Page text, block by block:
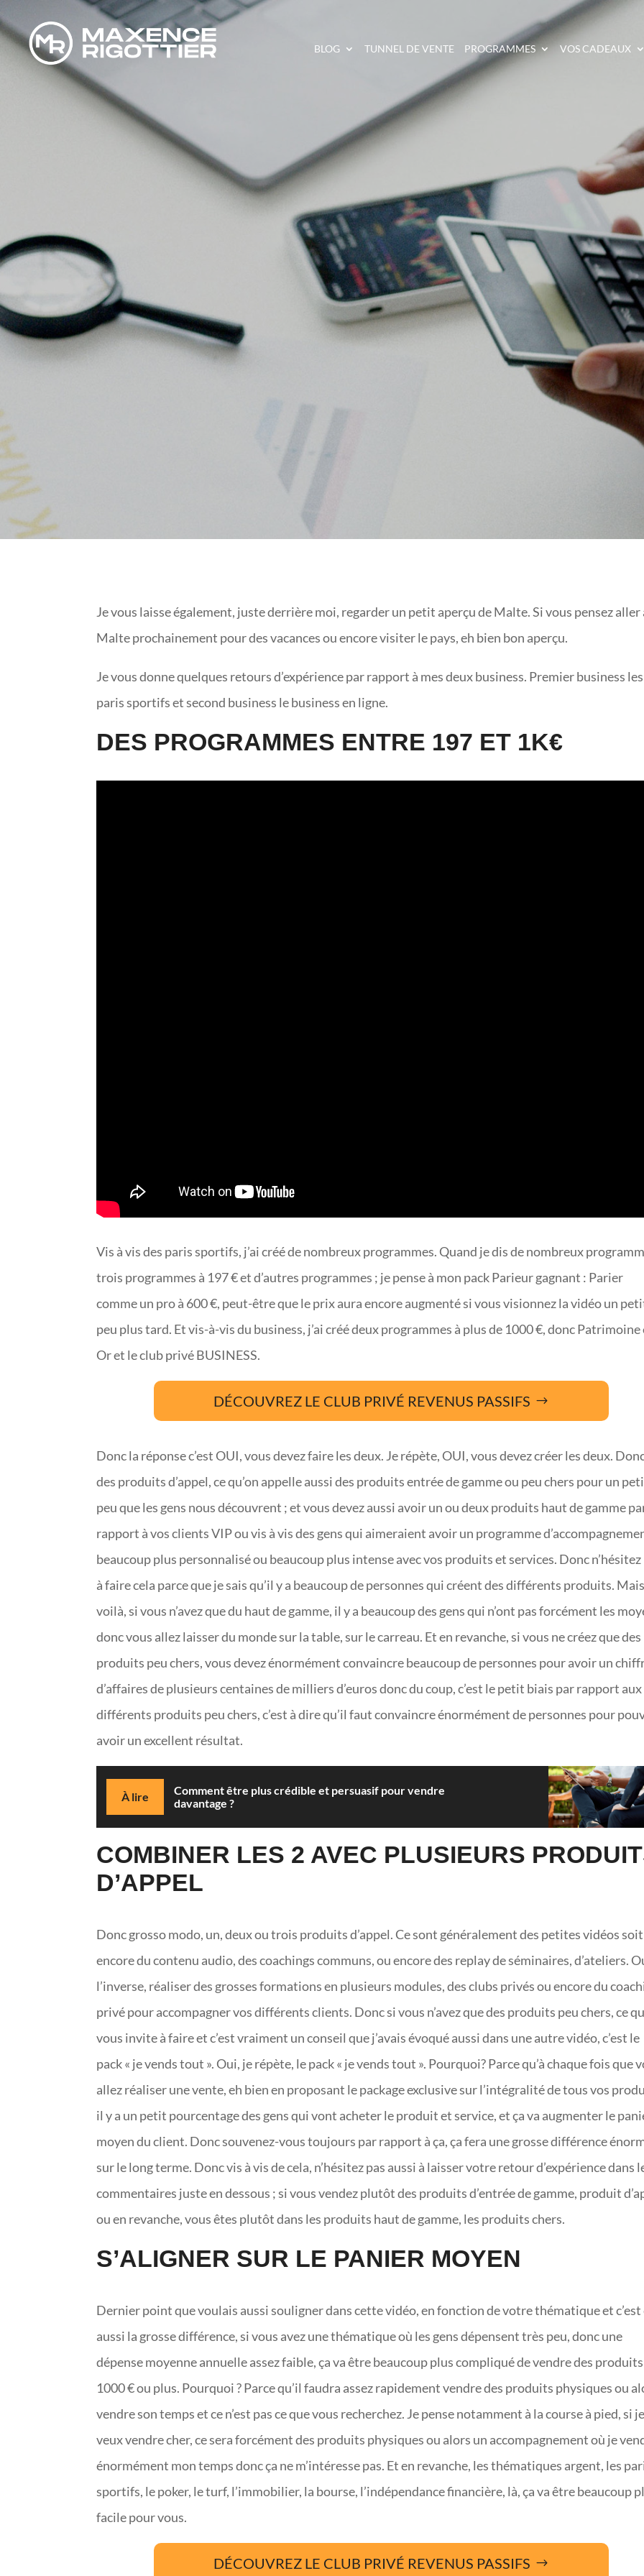
BLOG TUNNEL DE VENTE PROGRAMMES VOS CADEAUX
FAUT-IL DES PRODUITS DANS LA
€ OU 597-997 € ?
Je vous laisse également, juste derrière moi, regarder un petit aperçu de Malte. Si vous pensez aller
Malte prochainement pour des vacances ou encore visiter le pays, eh bien bon aperçu.
Je vous donne quelques retours d’expérience par rapport à mes deux business. Premier business les
paris sportifs et second business le business en ligne.
DES PROGRAMMES ENTRE 197 ET 1K€
Vis à vis des paris sportifs, j’ai créé de nombreux programmes. Quand je dis de nombreux
trois programmes à 197 € et d’autres programmes ; je pense à mon pack Parieur gagnant : Parier
comme un pro à 600 €, peut-être que le prix aura encore augmenté si vous visionnez la vidéo un
peu plus tard. Et vis-à-vis du business, j’ai créé deux programmes à plus de 1000 €, donc Patrimoine
Or et le club privé BUSINESS.
DÉCOUVREZ LE CLUB PRIVÉ REVENUS PASSIFS
Donc la réponse c’est OUI, vous devez faire les deux. Je répète, OUI, vous devez créer les deux.
des produits d’appel, ce qu’on appelle aussi des produits entrée de gamme ou peu chers pour un
peu que les gens nous découvrent ; et vous devez aussi avoir un ou deux produits haut de gamme
rapport à vos clients VIP ou vis à vis des gens qui aimeraient avoir un programme
beaucoup plus personnalisé ou beaucoup plus intense avec vos produits et services. Donc n’hésitez
à faire cela parce que je sais qu’il y a beaucoup de personnes qui créent des différents produits.
voilà, si vous n’avez que du haut de gamme, il y a beaucoup des gens qui n’ont pas forcément les
donc vous allez laisser du monde sur la table, sur le carreau. Et en revanche, si vous ne créez que des
produits peu chers, vous devez énormément convaincre beaucoup de personnes pour avoir un
d’affaires de plusieurs centaines de milliers d’euros donc du coup, c’est le petit biais par rapport aux
différents produits peu chers, c’est à dire qu’il faut convaincre énormément de personnes pour
avoir un excellent résultat.
À lire
Comment être plus crédible et persuasif pour vendre
davantage ?
COMBINER LES 2 AVEC PLUSIEURS
D’APPEL
Donc grosso modo, un, deux ou trois produits d’appel. Ce sont généralement des petites vidéos soit
encore du contenu audio, des coachings communs, ou encore des replay de séminaires, d’ateliers.
l’inverse, réaliser des grosses formations en plusieurs modules, des clubs privés ou encore du
privé pour accompagner vos différents clients. Donc si vous n’avez que des produits peu chers, ce
vous invite à faire et c’est vraiment un conseil que j’avais évoqué aussi dans une autre vidéo, c’est le
pack « je vends tout ». Oui, je répète, le pack « je vends tout ». Pourquoi? Parce qu’à chaque fois que
allez réaliser une vente, eh bien en proposant le package exclusive sur l’intégralité de tous vos
il y a un petit pourcentage des gens qui vont acheter le produit et service, et ça va augmenter le
moyen du client. Donc souvenez-vous toujours par rapport à ça, ça fera une grosse différence
sur le long terme. Donc vis à vis de cela, n’hésitez pas aussi à laisser votre retour d’expérience dans
commentaires juste en dessous ; si vous vendez plutôt des produits d’entrée de gamme, produit
ou en revanche, vous êtes plutôt dans les produits haut de gamme, les produits chers.
S’ALIGNER SUR LE PANIER MOYEN
Dernier point que voulais aussi souligner dans cette vidéo, en fonction de votre thématique et c’est
aussi la grosse différence, si vous avez une thématique où les gens dépensent très peu, donc une
dépense moyenne annuelle assez faible, ça va être beaucoup plus compliqué de vendre des
1000 € ou plus. Pourquoi ? Parce qu’il faudra assez rapidement vendre des produits physiques ou
vendre son temps et ce n’est pas ce que vous recherchez. Je pense notamment à la course à pied, si
veux vendre cher, ce sera forcément des produits physiques ou alors un accompagnement où je
énormément mon temps donc ça ne m’intéresse pas. Et en revanche, les thématiques argent, les
sportifs, le poker, le turf, l’immobilier, la bourse, l’indépendance financière, là, ça va être beaucoup
facile pour vous.
DÉCOUVREZ LE CLUB PRIVÉ REVENUS PASSIFS